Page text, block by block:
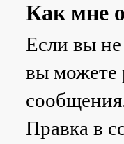
Как мне
Если вы
вы можете
Правка в